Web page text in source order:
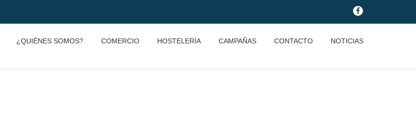
¿QUIÉNES SOMOS? COMERCIO HOSTELERÍA CAMPAÑAS CONTACTO NOTICIAS